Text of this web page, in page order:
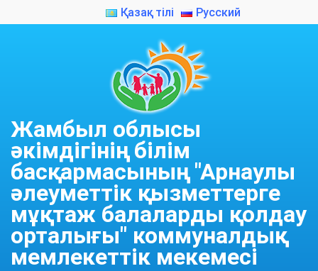
Қазақ тілі Русский
Жамбыл облысы
әкімдігінің білім
басқармасының "Арнаулы
әлеуметтік қызметтерге
мұқтаж балаларды қолдау
орталығы" коммуналдық
мемлекеттік мекемесі